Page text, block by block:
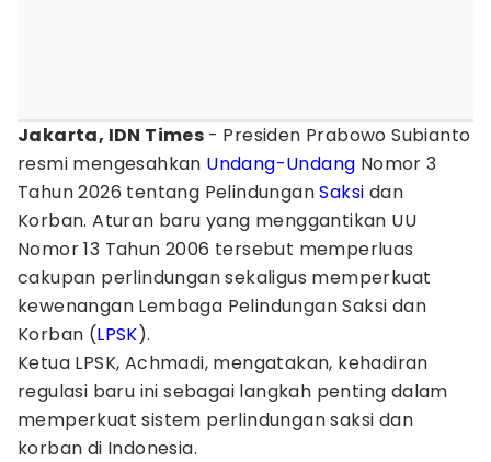
Jakarta, IDN Times - Presiden Prabowo Subianto
resmi mengesahkan Undang-Undang Nomor 3
Tahun 2026 tentang PelindunganSaksi dan
Korban. Aturan baru yang menggantikan UU
Nomor 13 Tahun 2006 tersebut memperluas
cakupan perlindungan sekaligus memperkuat
kewenangan Lembaga Pelindungan Saksi dan
Korban (LPSK).
Ketua LPSK, Achmadi, mengatakan, kehadiran
regulasi baru ini sebagai langkah penting dalam
memperkuat sistem perlindungan saksi dan
korban di Indonesia.